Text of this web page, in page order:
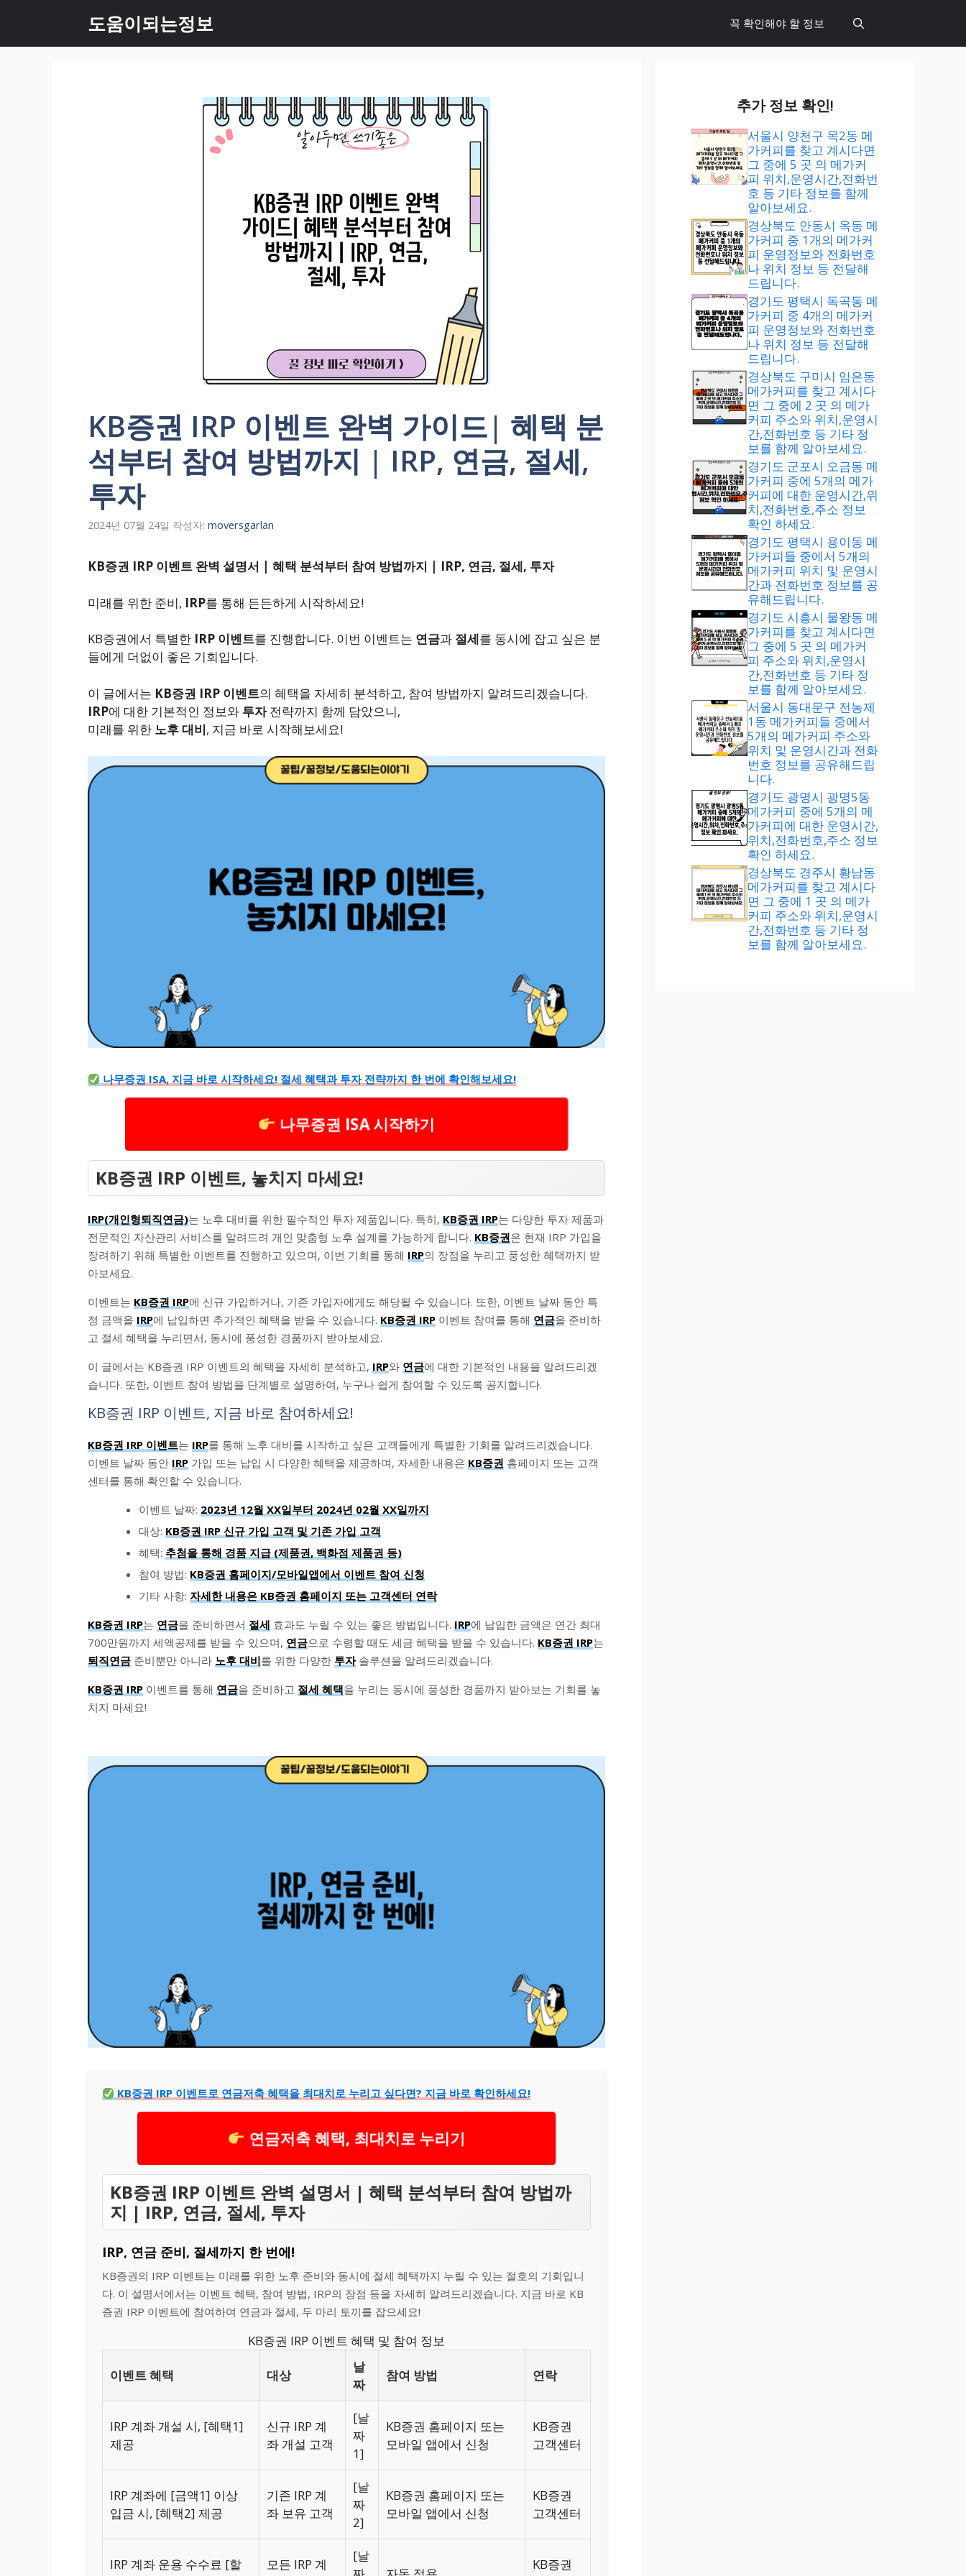
츠
도움이되는정보 꼭 확인해야 할 정보
KB증권 IRP 이벤트 완벽 가이드| 혜택 분
석부터 참여 방법까지 | IRP, 연금, 절세,
투자
2024년 07월 24일 작성자: moversgarlan
KB증권 IRP 이벤트 완벽 설명서 | 혜택 분석부터 참여 방법까지 | IRP, 연금, 절세, 투자
미래를 위한 준비, IRP를 통해 든든하게 시작하세요!
KB증권에서 특별한 IRP 이벤트를 진행합니다. 이번 이벤트는 연금과 절세를 동시에 잡고 싶은 분
들에게 더없이 좋은 기회입니다.
이 글에서는 KB증권 IRP 이벤트의 혜택을 자세히 분석하고, 참여 방법까지 알려드리겠습니다.
IRP에 대한 기본적인 정보와 투자전략까지 함께 담았으니,
미래를 위한 노후 대비, 지금 바로 시작해보세요!
나무증권 ISA, 지금 바로 시작하세요! 절세 혜택과 투자 전략까지 한 번에 확인해보세요!
나무증권 ISA 시작하기
KB증권 IRP 이벤트, 놓치지 마세요!
IRP(개인형퇴직연금)는 노후 대비를 위한 필수적인 투자 제품입니다. 특히, KB증권 IRP는 다양한 투자 제품과
전문적인 자산관리 서비스를 알려드려 개인 맞춤형 노후 설계를 가능하게 합니다. KB증권은 현재 IRP 가입을
장려하기 위해 특별한 이벤트를 진행하고 있으며, 이번 기회를 통해 IRP의 장점을 누리고 풍성한 혜택까지 받
아보세요.
이벤트는 KB증권 IRP에 신규 가입하거나, 기존 가입자에게도 해당될 수 있습니다. 또한, 이벤트 날짜 동안 특
정 금액을 IRP에 납입하면 추가적인 혜택을 받을 수 있습니다. KB증권 IRP 이벤트 참여를 통해 연금을 준비하
고 절세 혜택을 누리면서, 동시에 풍성한 경품까지 받아보세요.
이 글에서는 KB증권 IRP 이벤트의 혜택을 자세히 분석하고, IRP와 연금에 대한 기본적인 내용을 알려드리겠
습니다. 또한, 이벤트 참여 방법을 단계별로 설명하여, 누구나 쉽게 참여할 수 있도록 공지합니다.
KB증권 IRP 이벤트, 지금 바로 참여하세요!
KB증권 IRP 이벤트는 IRP를 통해 노후 대비를 시작하고 싶은 고객들에게 특별한 기회를 알려드리겠습니다.
이벤트 날짜 동안 IRP 가입 또는 납입 시 다양한 혜택을 제공하며, 자세한 내용은 KB증권 홈페이지 또는 고객
센터를 통해 확인할 수 있습니다.
이벤트 날짜: 2023년 12월 XX일부터 2024년 02월 XX일까지
대상: KB증권 IRP 신규 가입 고객 및 기존 가입 고객
혜택: 추첨을 통해 경품 지급 (제품권, 백화점 제품권 등)
참여 방법: KB증권 홈페이지/모바일앱에서 이벤트 참여 신청
기타 사항: 자세한 내용은 KB증권 홈페이지 또는 고객센터 연락
KB증권 IRP는 연금을 준비하면서 절세 효과도 누릴 수 있는 좋은 방법입니다. IRP에 납입한 금액은 연간 최대
700만원까지 세액공제를 받을 수 있으며, 연금으로 수령할 때도 세금 혜택을 받을 수 있습니다. KB증권 IRP는
퇴직연금 준비뿐만 아니라 노후 대비를 위한 다양한 투자솔루션을 알려드리겠습니다.
KB증권 IRP 이벤트를 통해 연금을 준비하고 절세 혜택을 누리는 동시에 풍성한 경품까지 받아보는 기회를 놓
치지 마세요!
KB증권 IRP 이벤트로 연금저축 혜택을 최대치로 누리고 싶다면? 지금 바로 확인하세요!
연금저축 혜택, 최대치로 누리기
KB증권 IRP 이벤트 완벽 설명서 | 혜택 분석부터 참여 방법까
지 | IRP, 연금, 절세, 투자
IRP, 연금 준비, 절세까지 한 번에!
KB증권의 IRP 이벤트는 미래를 위한 노후 준비와 동시에 절세 혜택까지 누릴 수 있는 절호의 기회입니
다. 이 설명서에서는 이벤트 혜택, 참여 방법, IRP의 장점 등을 자세히 알려드리겠습니다. 지금 바로 KB
증권 IRP 이벤트에 참여하여 연금과 절세, 두 마리 토끼를 잡으세요!
KB증권 IRP 이벤트 혜택 및 참여 정보
이벤트 혜택 대상
날
짜
참여 방법 연락
IRP 계좌 개설 시, [혜택1]
제공
신규 IRP 계
좌 개설 고객
[날
짜
1]
KB증권 홈페이지 또는
모바일 앱에서 신청
KB증권
고객센터
IRP 계좌에 [금액1] 이상
입금 시, [혜택2] 제공
기존 IRP 계
좌 보유 고객
[날
짜
2]
KB증권 홈페이지 또는
모바일 앱에서 신청
KB증권
고객센터
IRP 계좌 운용 수수료 [할
모든 IRP 계
[날
KB증권
추가 정보 확인!
서울시 양천구 목2동 메
가커피를 찾고 계시다면
그 중에 5 곳 의 메가커
피 위치,운영시간,전화번
호 등 기타 정보를 함께
알아보세요.
경상북도 안동시 옥동 메
가커피 중 1개의 메가커
피 운영정보와 전화번호
나 위치 정보 등 전달해
드립니다.
경기도 평택시 독곡동 메
가커피 중 4개의 메가커
피 운영정보와 전화번호
나 위치 정보 등 전달해
드립니다.
경상북도 구미시 임은동
메가커피를 찾고 계시다
면 그 중에 2 곳 의 메가
커피 주소와 위치,운영시
간,전화번호 등 기타 정
보를 함께 알아보세요.
경기도 군포시 오금동 메
가커피 중에 5개의 메가
커피에 대한 운영시간,위
치,전화번호,주소 정보
확인 하세요.
경기도 평택시 용이동 메
가커피들 중에서 5개의
메가커피 위치 및 운영시
간과 전화번호 정보를 공
유해드립니다.
경기도 시흥시 물왕동 메
가커피를 찾고 계시다면
그 중에 5 곳 의 메가커
피 주소와 위치,운영시
간,전화번호 등 기타 정
보를 함께 알아보세요.
서울시 동대문구 전농제
1동 메가커피들 중에서
5개의 메가커피 주소와
위치 및 운영시간과 전화
번호 정보를 공유해드립
니다.
경기도 광명시 광명5동
메가커피 중에 5개의 메
가커피에 대한 운영시간,
위치,전화번호,주소 정보
확인 하세요.
경상북도 경주시 황남동
메가커피를 찾고 계시다
면 그 중에 1 곳 의 메가
커피 주소와 위치,운영시
간,전화번호 등 기타 정
보를 함께 알아보세요.